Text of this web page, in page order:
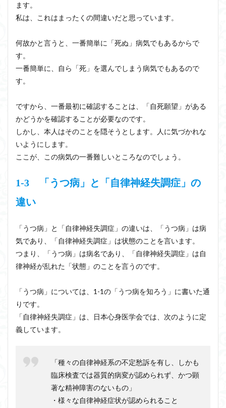
ます。
私は、これはまったくの間違いだと思っています。
何故かと言うと、一番簡単に「死ぬ」病気でもあるからで
す。
一番簡単に、自ら「死」を選んでしまう病気でもあるので
す。
ですから、一番最初に確認することは、「自死願望」がある
かどうかを確認することが必要なのです。
しかし、本人はそのことを隠そうとします。人に気づかれな
いようにします。
ここが、この病気の一番難しいところなのでしょう。
1-3 「うつ病」と「自律神経失調症」の
違い
「うつ病」と「自律神経失調症」の違いは、「うつ病」は病
気であり、「自律神経失調症」は状態のことを言います。
つまり、「うつ病」は病名であり、「自律神経失調症」は自
律神経が乱れた「状態」のことを言うのです。
「うつ病」については、1-1の「うつ病を知ろう」に書いた通
りです。
「自律神経失調症」は、日本心身医学会では、次のように定
義しています。
「種々の自律神経系の不定愁訴を有し、しかも
臨床検査では器質的病変が認められず、かつ顕
著な精神障害のないもの」
・様々な自律神経症状が認められること